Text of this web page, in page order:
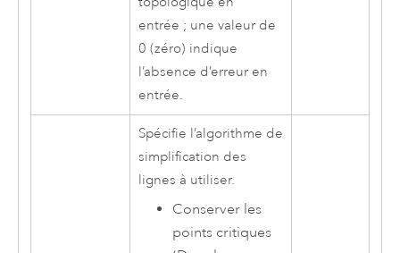
entrée ; une valeur de
0 (zéro) indique
l’absence d’erreur en
entrée.
Spécifie l’algorithme de
simplification des
lignes à utiliser.
Conserver les
points critiques